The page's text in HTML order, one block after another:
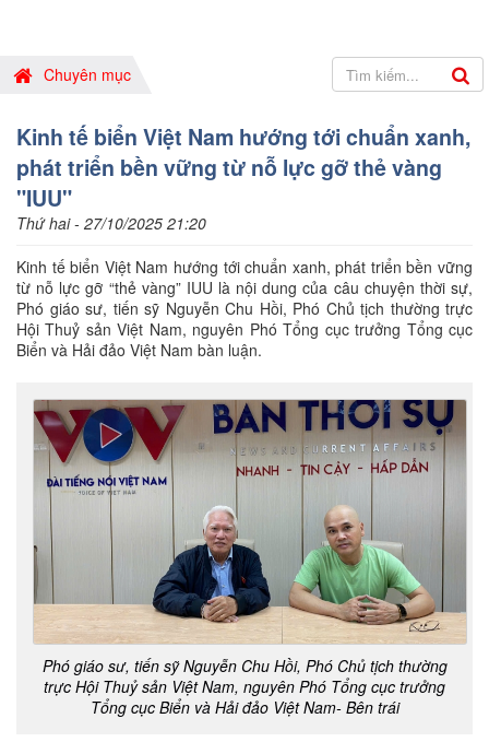
Chuyên mục
Kinh tế biển Việt Nam hướng tới chuẩn xanh,
phát triển bền vững từ nỗ lực gỡ thẻ vàng
"IUU"
Thứ hai - 27/10/2025 21:20
Kinh tế biển Việt Nam hướng tới chuẩn xanh, phát triển bền vững
từ nỗ lực gỡ “thẻ vàng” IUU là nội dung của câu chuyện thời sự,
Phó giáo sư, tiến sỹ Nguyễn Chu Hồi, Phó Chủ tịch thường trực
Hội Thuỷ sản Việt Nam, nguyên Phó Tổng cục trưởng Tổng cục
Biển và Hải đảo Việt Nam bàn luận.
Phó giáo sư, tiến sỹ Nguyễn Chu Hồi, Phó Chủ tịch thường
trực Hội Thuỷ sản Việt Nam, nguyên Phó Tổng cục trưởng
Tổng cục Biển và Hải đảo Việt Nam- Bên trái